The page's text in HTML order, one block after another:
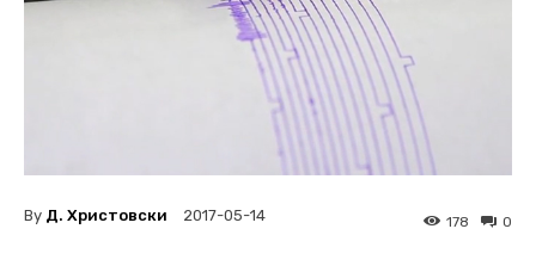
By Д. Христовски 2017-05-14 0
178